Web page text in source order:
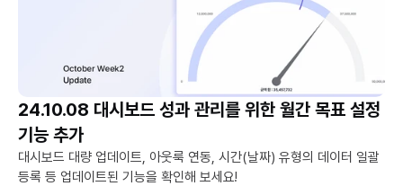
24.10.08 대시보드 성과 관리를 위한 월간 목표 설정
기능 추가
대시보드 대량 업데이트, 아웃룩 연동, 시간(날짜) 유형의 데이터 일괄
등록 등 업데이트된 기능을 확인해 보세요!